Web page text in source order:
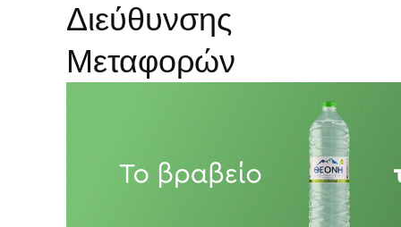
Διεύθυνσης
Μεταφορών